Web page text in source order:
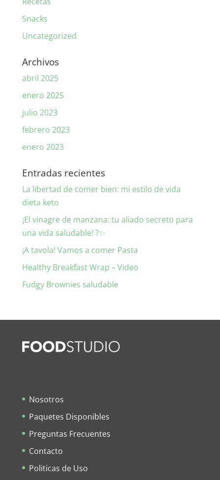
Snacks
Uncategorized
Archivos
abril 2025
enero 2025
julio 2023
febrero 2023
enero 2023
Entradas recientes
La libertad de comer bien: mi estilo de vida
dieta keto
¡El vinagre de manzana: tu aliado secreto para
una vida saludable! ?✨
¡A tavola! Vamos a comer Pasta
Healthy Breakfast Wrap – Video
Fudgy Brownies saludable
Nosotros
Paquetes Disponibles
Preguntas Frecuentes
Contacto
Politicas de Uso